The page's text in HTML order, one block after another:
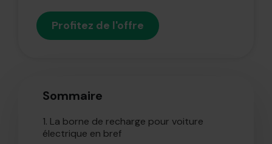
Profitez de l'offre
Sommaire
1. La borne de recharge pour voiture
électrique en bref